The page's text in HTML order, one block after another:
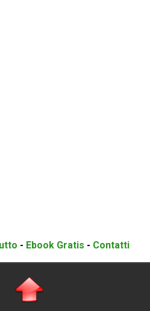
- Ebook Gratis - Contatti